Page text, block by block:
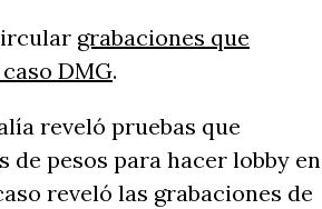
grabaciones que
DMG.
reveló pruebas que
de pesos para hacer lobby en
reveló las grabaciones de